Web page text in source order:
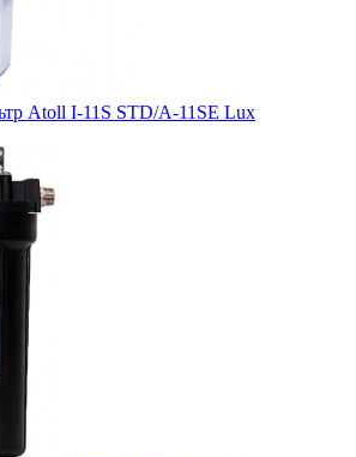
Atoll I-11S STD/A-11SE Lux